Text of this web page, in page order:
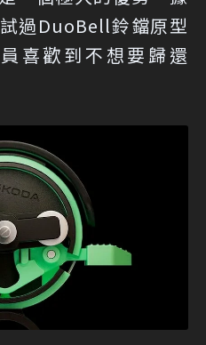
過DuoBell鈴鐺原型
喜歡到不想要歸還